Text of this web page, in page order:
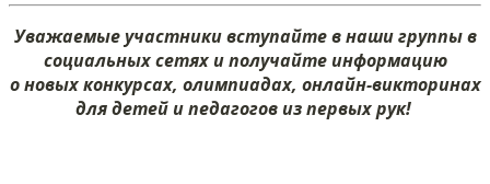
Уважаемые участники вступайте в наши группы в
социальных сетях и получайте информацию
о новых конкурсах, олимпиадах, онлайн-викторинах
для детей и педагогов из первых рук!